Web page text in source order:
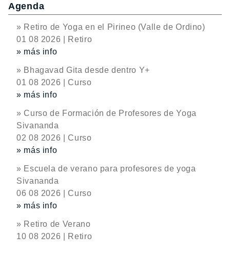
Agenda
» Retiro de Yoga en el Pirineo (Valle de Ordino)
01 08 2026 | Retiro
» más info
» Bhagavad Gita desde dentro Y+
01 08 2026 | Curso
» más info
» Curso de Formación de Profesores de Yoga
Sivananda
02 08 2026 | Curso
» más info
» Escuela de verano para profesores de yoga
Sivananda
06 08 2026 | Curso
» más info
» Retiro de Verano
10 08 2026 | Retiro